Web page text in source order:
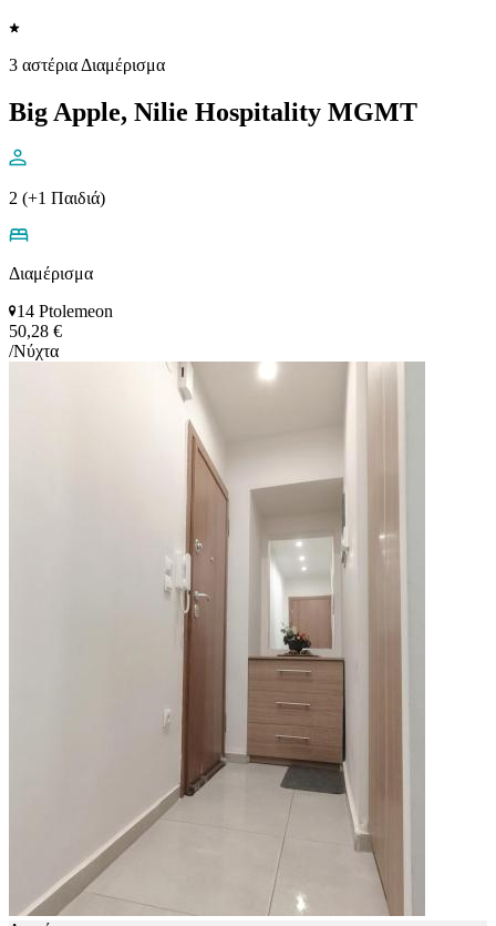
3 αστέρια Διαμέρισμα
Big Apple, Nilie Hospitality MGMT
2 (+1 Παιδιά)
Διαμέρισμα
14 Ptolemeon
50,28 €
/Νύχτα